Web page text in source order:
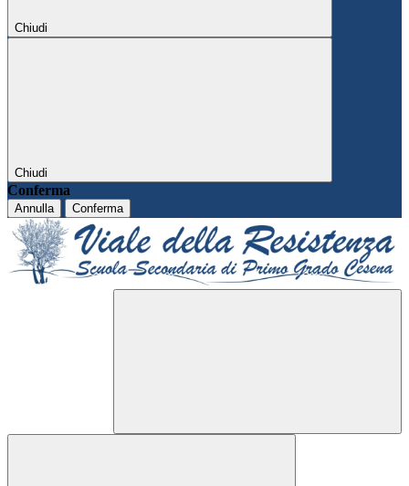
Chiudi
Chiudi
Conferma
Annulla Conferma